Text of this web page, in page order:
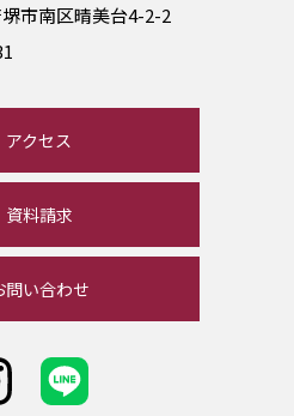
市南区晴美台4-2-2
アクセス
資料請求
問い合わせ